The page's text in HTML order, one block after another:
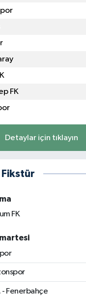
FK
Detaylar için tıklayın
Fikstür
FK
- Fenerbahçe